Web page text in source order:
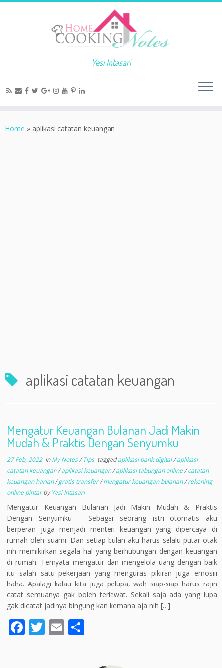
Yesi Intasari
Home » aplikasi catatan keuangan
aplikasi catatan keuangan
Mengatur Keuangan Bulanan Jadi Makin
Mudah & Praktis Dengan Senyumku
27 Feb, 2022inMy Notes/Tips taggedaplikasi bank digital/aplikasi
catatan keuangan/aplikasi keuangan/aplikasi tabungan online/catatan
keuangan harian/gratis transfer/mengatur keuangan bulanan/rekening
online pintarbyYesi Intasari
Mengatur Keuangan Bulanan Jadi Makin Mudah & Praktis
Dengan Senyumku – Sebagai seorang istri otomatis aku
berperan juga menjadi menteri keuangan yang dipercaya di
rumah oleh suami. Dan setiap bulan aku harus selalu putar otak
nih memikirkan segala hal yang berhubungan dengan keuangan
di rumah. Ternyata mengatur dan mengelola uang dengan baik
itu salah satu pekerjaan yang menguras pikiran juga emosiii
haha. Apalagi kalau kita juga pelupa, wah siap-siap harus rajin
catat semuanya gak boleh terlewat. Sekali saja ada yang lupa
gak dicatat jadinya bingung kan kemana aja nih […]
F T E